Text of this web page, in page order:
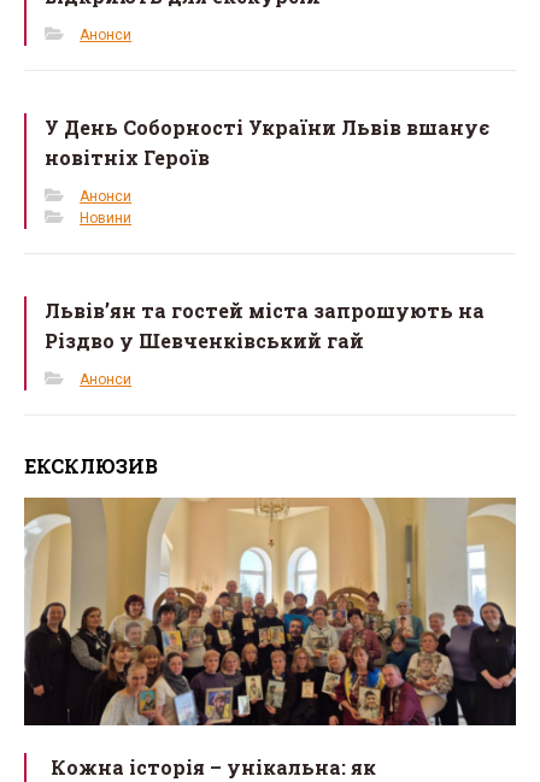
Анонси
У День Соборності України Львів вшанує
новітніх Героїв
Анонси
Новини
Львів’ян та гостей міста запрошують на
Різдво у Шевченківський гай
Анонси
ЕКСКЛЮЗИВ
Кожна історія – унікальна: як